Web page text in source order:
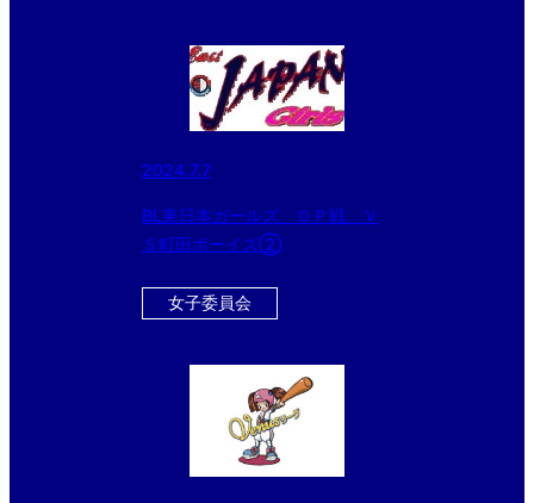
2024.7.7
BL東日本ガールズ ＯＰ戦 Ｖ
Ｓ町田ボーイズ②
女子委員会